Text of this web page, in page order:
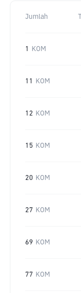
Jumlah
1 KOM
11 KOM
12 KOM
15 KOM
20 KOM
27 KOM
69 KOM
77 KOM